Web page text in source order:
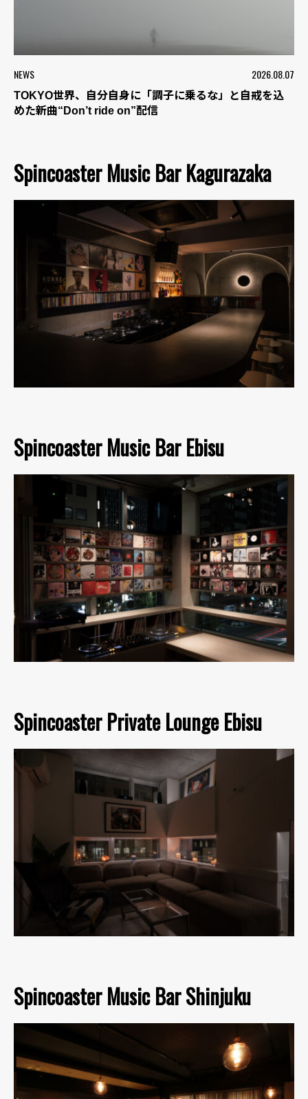
NEWS 2026.08.07
TOKYO世界、自分自身に「調子に乗るな」と自戒を込
めた新曲“Don’t ride on”配信
Spincoaster Music Bar Kagurazaka
Spincoaster Music Bar Ebisu
Spincoaster Private Lounge Ebisu
Spincoaster Music Bar Shinjuku